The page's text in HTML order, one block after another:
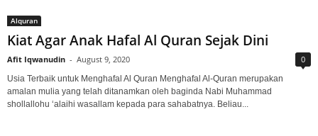
Alquran
Kiat Agar Anak Hafal Al Quran Sejak Dini
Afit Iqwanudin - August 9, 2020 0
Usia Terbaik untuk Menghafal Al Quran Menghafal Al-Quran merupakan
amalan mulia yang telah ditanamkan oleh baginda Nabi Muhammad
shollallohu ‘alaihi wasallam kepada para sahabatnya. Beliau...